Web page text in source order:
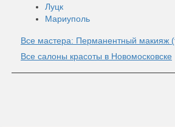
Луцк
Мариуполь
Все мастера: Перманентный макияж
Все салоны красоты в Новомосковске